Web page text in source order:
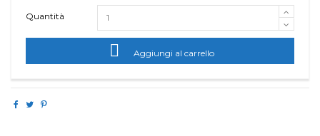
Quantità
 Aggiungi al carrello